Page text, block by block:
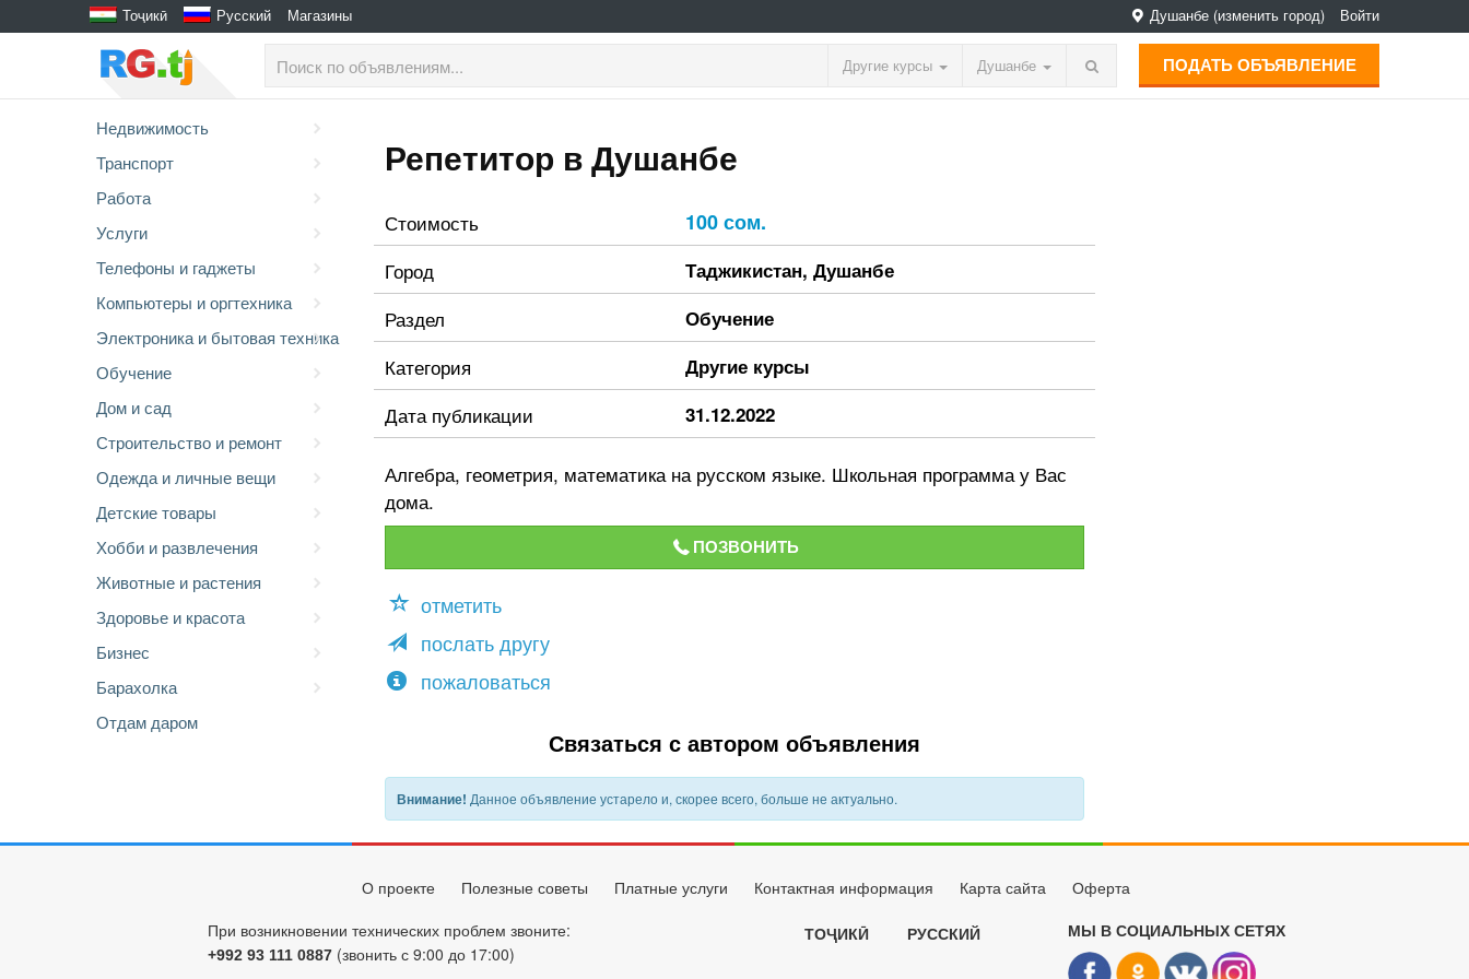
Тоҷикӣ Русский Магазины Душанбе (изменить город) Войти
Другие курсы Душанбе ПОДАТЬ ОБЪЯВЛЕНИЕ
Недвижимость
Транспорт
Работа
Услуги
Телефоны и гаджеты
Компьютеры и оргтехника
Электроника и бытовая техника
Обучение
Дом и сад
Строительство и ремонт
Одежда и личные вещи
Детские товары
Хобби и развлечения
Животные и растения
Здоровье и красота
Бизнес
Барахолка
Отдам даром
Репетитор в Душанбе
Стоимость 100 сом.
Город Таджикистан, Душанбе
Раздел Обучение
Категория Другие курсы
Дата публикации 31.12.2022
Алгебра, геометрия, математика на русском языке. Школьная программа у Вас
дома.
ПОЗВОНИТЬ
отметить
послать другу
пожаловаться
Связаться с автором объявления
Внимание! Данное объявление устарело и, скорее всего, больше не актуально.
О проекте Полезные советы Платные услуги Контактная информация Карта сайта Оферта
При возникновении технических проблем звоните:
+992 93 111 0887 (звонить с 9:00 до 17:00)
ТОҶИКӢ РУССКИЙ МЫ В СОЦИАЛЬНЫХ СЕТЯХ